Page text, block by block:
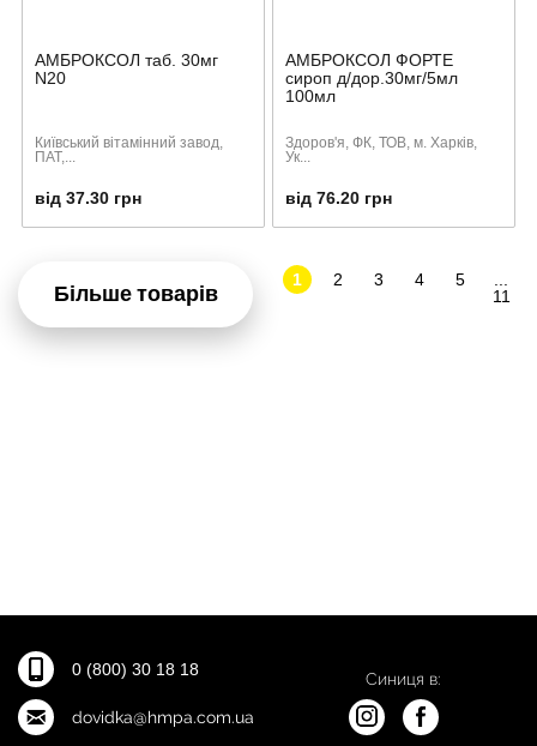
АМБРОКСОЛ таб. 30мг
N20
Київський вітамінний завод,
ПАТ,...
від 37.30 грн
АМБРОКСОЛ ФОРТЕ
сироп д/дор.30мг/5мл
100мл
Здоров'я, ФК, ТОВ, м. Харків,
Ук...
від 76.20 грн
Більше товарів
1 2 3 4 5
11
0 (800) 30 18 18
dovidka@hmpa.com.ua
Синиця в: